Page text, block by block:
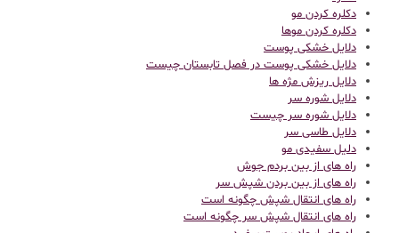
دکلره کردن مو
دکلره کردن موها
دلایل خشکی پوست
دلایل خشکی پوست در فصل تابستان چیست
دلایل ریزش مژه ها
دلایل شوره سر
دلایل شوره سر چیست
دلایل طاسی سر
دلیل سفیدی مو
راه های از بین بردم جوش
راه های از بین بردن شپش سر
راه های انتقال شپش چگونه است
راه های انتقال شپش سر چگونه است